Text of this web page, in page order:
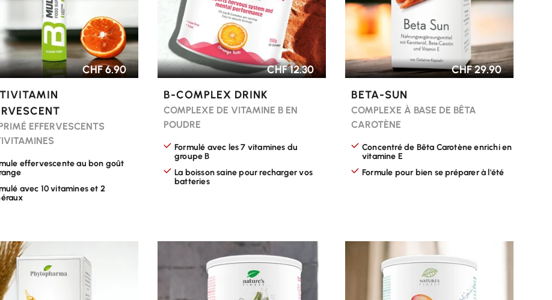
CHF 6.90
EFFERVESCENTS
effervescente au bon goût
avec 10 vitamines et 2
CHF 12.30
B-COMPLEX DRINK
COMPLEXE DE VITAMINE B EN
POUDRE
Formulé avec les 7 vitamines du
groupe B
La boisson saine pour recharger vos
batteries
CHF 29.90
BETA-SUN
COMPLEXE À BASE DE BÊTA
CAROTÈNE
Concentré de Bêta Carotène enrichi en
vitamine E
Formule pour bien se préparer à l'été
LES OPTIONS CHOISIR LES OPTIONS CHOISIR LES OPTIONS